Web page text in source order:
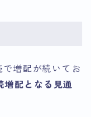
増配が続いてお
増配となる見通